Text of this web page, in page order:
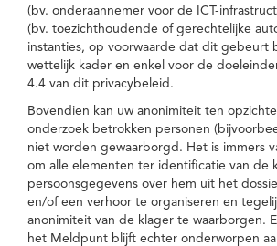
(bv. onderaannemer voor de ICT-
(bv. toezichthoudende of gerechtelijke
instanties, op voorwaarde dat dit gebeurt
wettelijk kader en enkel voor de
4.4 van dit privacybeleid.
Bovendien kan uw anonimiteit ten
onderzoek betrokken personen
niet worden gewaarborgd. Het is immers
om alle elementen ter identificatie van de
persoonsgegevens over hem uit het
en/of een verhoor te organiseren en
anonimiteit van de klager te waarborgen.
het Meldpunt blijft echter onderworpen